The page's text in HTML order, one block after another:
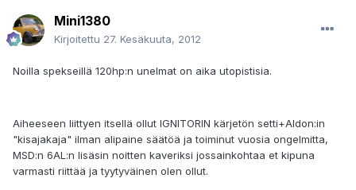
Mini1380
Kirjoitettu 27. Kesäkuuta, 2012
Noilla spekseillä 120hp:n unelmat on aika utopistisia.
Aiheeseen liittyen itsellä ollut IGNITORIN kärjetön setti+Aldon:in
"kisajakaja" ilman alipaine säätöä ja toiminut vuosia ongelmitta,
MSD:n 6AL:n lisäsin noitten kaveriksi jossainkohtaa et kipuna
varmasti riittää ja tyytyväinen olen ollut.